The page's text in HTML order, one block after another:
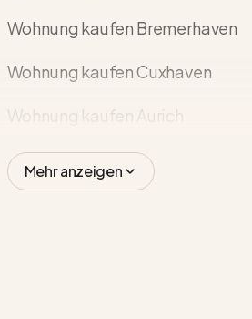
Wohnung kaufen Bremerhaven
Wohnung kaufen Cuxhaven
Wohnung kaufen Aurich
Mehr anzeigen